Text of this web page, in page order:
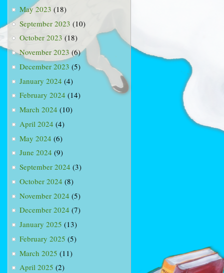
May 2023 (18)
September 2023 (10)
October 2023 (18)
November 2023 (6)
December 2023 (5)
January 2024 (4)
February 2024 (14)
March 2024 (10)
April 2024 (4)
May 2024 (6)
June 2024 (9)
September 2024 (3)
October 2024 (8)
November 2024 (5)
December 2024 (7)
January 2025 (13)
February 2025 (5)
March 2025 (11)
April 2025 (2)